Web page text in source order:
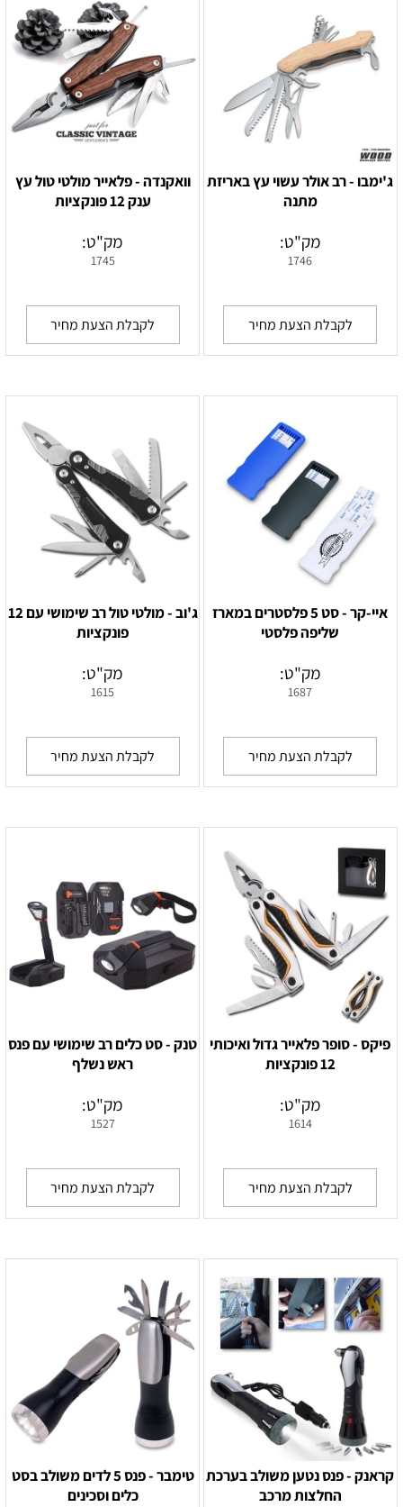
ג'ימבו - רב אולר עשוי עץ באריזת
מתנה
מק"ט:
1746
לקבלת הצעת מחיר
וואקנדה - פלאייר מולטי טול עץ
ענק 12 פונקציות
מק"ט:
1745
לקבלת הצעת מחיר
איי-קר - סט 5 פלסטרים במארז
שליפה פלסטי
מק"ט:
1687
לקבלת הצעת מחיר
ג'וב - מולטי טול רב שימושי עם 12
פונקציות
מק"ט:
1615
לקבלת הצעת מחיר
פיקס - סופר פלאייר גדול ואיכותי
12 פונקציות
מק"ט:
1614
לקבלת הצעת מחיר
טנק - סט כלים רב שימושי עם פנס
ראש נשלף
מק"ט:
1527
לקבלת הצעת מחיר
‏‏קראנק - פנס נטען משולב בערכת
החלצות מרכב
טימבר - פנס 5 לדים משולב בסט
כלים וסכינים